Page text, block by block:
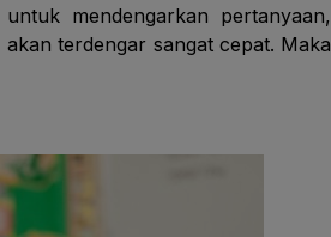
mendengarkan pertanyaan,
terdengar sangat cepat. Maka